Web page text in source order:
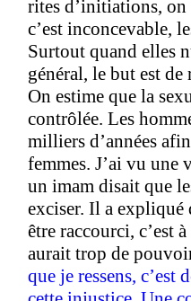
rites d’initiations, on
c’est inconcevable,
Surtout quand elles
général, le but est
On estime que la
contrôlée. Les
milliers d’années
femmes. J’ai vu une
un imam disait que
exciser. Il a
être raccourci, c’est
aurait trop de
que je ressens, c’est